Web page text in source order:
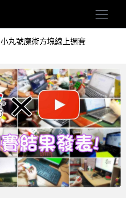
小丸號魔術方塊線上週賽